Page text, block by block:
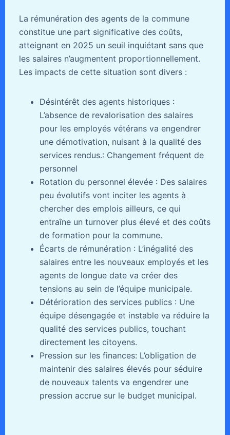
La rémunération des agents de la commune
constitue une part significative des coûts,
atteignant en 2025 un seuil inquiétant sans que
les salaires n’augmentent proportionnellement.
Les impacts de cette situation sont divers :
Désintérêt des agents historiques :
L’absence de revalorisation des salaires
pour les employés vétérans va engendrer
une démotivation, nuisant à la qualité des
services rendus.: Changement fréquent de
personnel
Rotation du personnel élevée : Des salaires
peu évolutifs vont inciter les agents à
chercher des emplois ailleurs, ce qui
entraîne un turnover plus élevé et des coûts
de formation pour la commune.
Écarts de rémunération : L’inégalité des
salaires entre les nouveaux employés et les
agents de longue date va créer des
tensions au sein de l’équipe municipale.
Détérioration des services publics : Une
équipe désengagée et instable va réduire la
qualité des services publics, touchant
directement les citoyens.
Pression sur les finances: L’obligation de
maintenir des salaires élevés pour séduire
de nouveaux talents va engendrer une
pression accrue sur le budget municipal.